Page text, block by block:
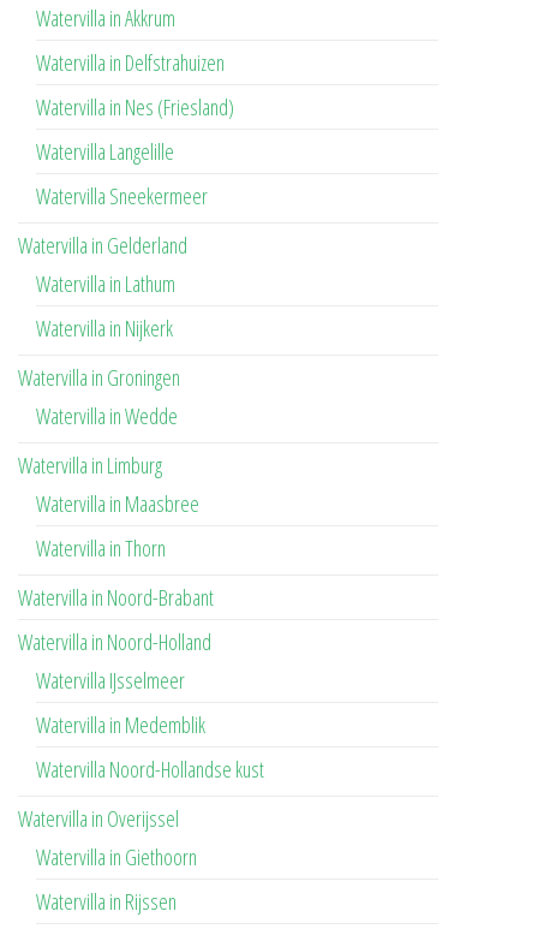
Watervilla in Akkrum
Watervilla in Delfstrahuizen
Watervilla in Nes (Friesland)
Watervilla Langelille
Watervilla Sneekermeer
Watervilla in Gelderland
Watervilla in Lathum
Watervilla in Nijkerk
Watervilla in Groningen
Watervilla in Wedde
Watervilla in Limburg
Watervilla in Maasbree
Watervilla in Thorn
Watervilla in Noord-Brabant
Watervilla in Noord-Holland
Watervilla IJsselmeer
Watervilla in Medemblik
Watervilla Noord-Hollandse kust
Watervilla in Overijssel
Watervilla in Giethoorn
Watervilla in Rijssen